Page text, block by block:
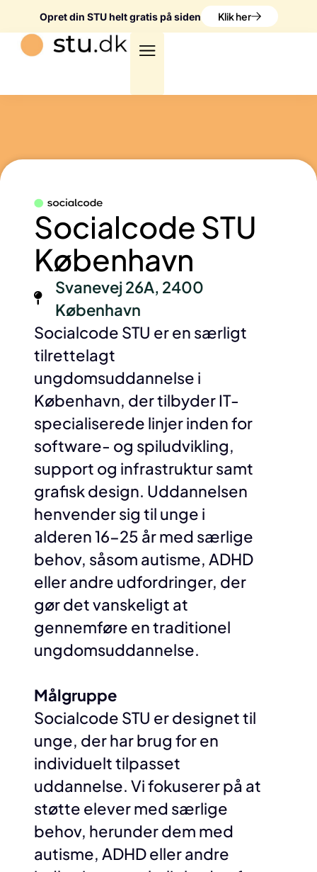
Opret din STU helt gratis på siden Klik her
Socialcode STU
København
Svanevej 26A, 2400
København
Socialcode STU er en særligt
tilrettelagt
ungdomsuddannelse i
København, der tilbyder IT-
specialiserede linjer inden for
software- og spiludvikling,
support og infrastruktur samt
grafisk design. Uddannelsen
henvender sig til unge i
alderen 16-25 år med særlige
behov, såsom autisme, ADHD
eller andre udfordringer, der
gør det vanskeligt at
gennemføre en traditionel
ungdomsuddannelse.
Målgruppe
Socialcode STU er designet til
unge, der har brug for en
individuelt tilpasset
uddannelse. Vi fokuserer på at
støtte elever med særlige
behov, herunder dem med
autisme, ADHD eller andre